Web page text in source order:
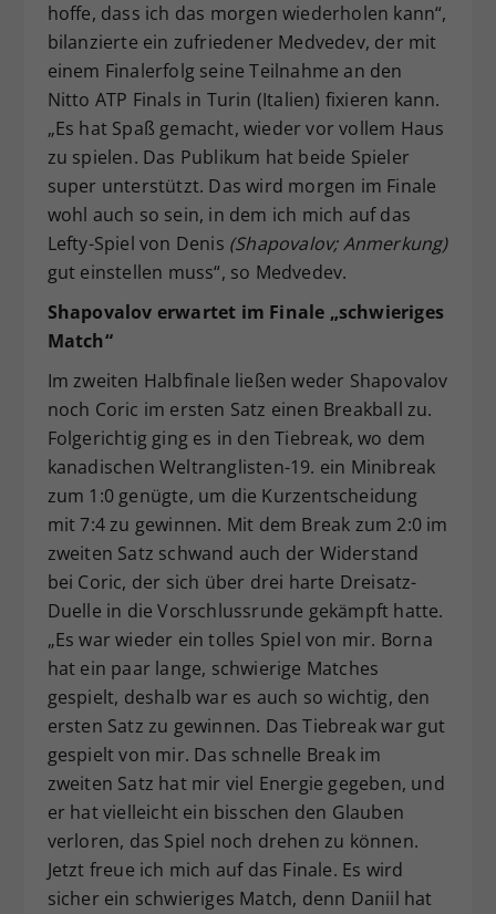
hoffe, dass ich das morgen wiederholen kann“,
bilanzierte ein zufriedener Medvedev, der mit
einem Finalerfolg seine Teilnahme an den
Nitto ATP Finals in Turin (Italien) fixieren kann.
„Es hat Spaß gemacht, wieder vor vollem Haus
zu spielen. Das Publikum hat beide Spieler
super unterstützt. Das wird morgen im Finale
wohl auch so sein, in dem ich mich auf das
Lefty-Spiel von Denis (Shapovalov; Anmerkung)
gut einstellen muss“, so Medvedev.
Shapovalov erwartet im Finale „schwieriges
Match“
Im zweiten Halbfinale ließen weder Shapovalov
noch Coric im ersten Satz einen Breakball zu.
Folgerichtig ging es in den Tiebreak, wo dem
kanadischen Weltranglisten-19. ein Minibreak
zum 1:0 genügte, um die Kurzentscheidung
mit 7:4 zu gewinnen. Mit dem Break zum 2:0 im
zweiten Satz schwand auch der Widerstand
bei Coric, der sich über drei harte Dreisatz-
Duelle in die Vorschlussrunde gekämpft hatte.
„Es war wieder ein tolles Spiel von mir. Borna
hat ein paar lange, schwierige Matches
gespielt, deshalb war es auch so wichtig, den
ersten Satz zu gewinnen. Das Tiebreak war gut
gespielt von mir. Das schnelle Break im
zweiten Satz hat mir viel Energie gegeben, und
er hat vielleicht ein bisschen den Glauben
verloren, das Spiel noch drehen zu können.
Jetzt freue ich mich auf das Finale. Es wird
sicher ein schwieriges Match, denn Daniil hat